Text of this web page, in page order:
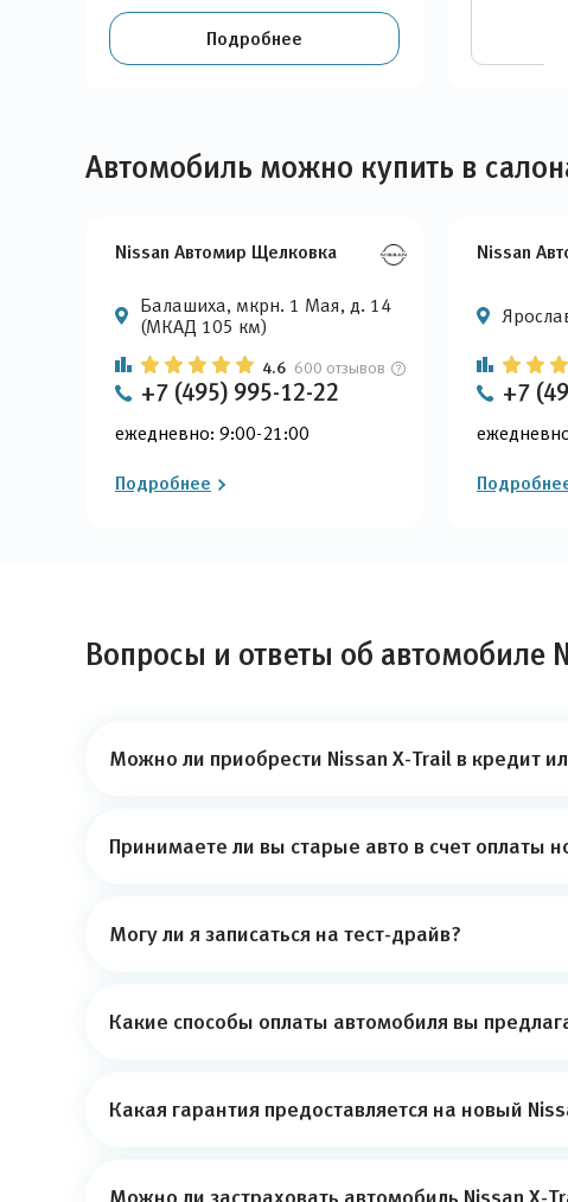
Подробнее
Автомобиль можно купить в
Nissan Автомир Щелковка
Балашиха, мкрн. 1 Мая, д. 14
(МКАД 105 км)
4.6 600 отзывов
+7 (495) 995-12-22
ежедневно: 9:00-21:00
Подробнее
Nissan
+7
Вопросы и ответы об автомобиле
Можно ли приобрести Nissan X-Trail в кредит
Принимаете ли вы старые авто в счет оплаты
Могу ли я записаться на тест-драйв?
Какие способы оплаты автомобиля вы
Какая гарантия предоставляется на новый
Можно ли застраховать автомобиль Nissan X-